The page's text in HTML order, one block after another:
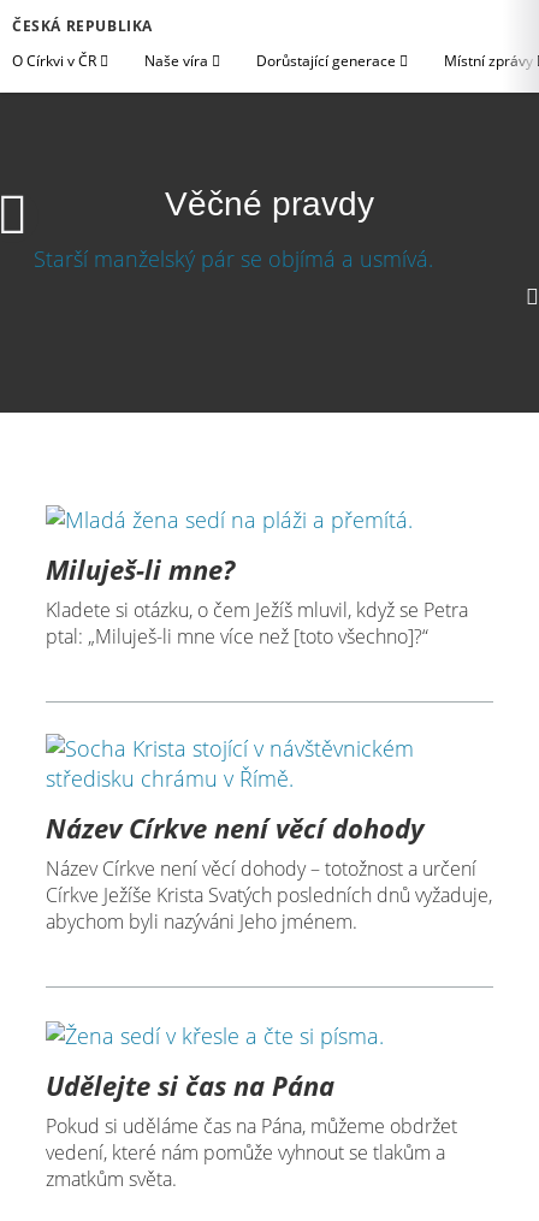
ČESKÁ REPUBLIKA
O Církvi v ČR
Naše víra Dorůstající generace Místní zprávy
Věčné pravdy
Miluješ-li mne?
Kladete si otázku, o čem Ježíš mluvil, když se Petra
ptal: „Miluješ-li mne více než [toto všechno]?“
Název Církve není věcí dohody
Název Církve není věcí dohody – totožnost a určení
Církve Ježíše Krista Svatých posledních dnů vyžaduje,
abychom byli nazýváni Jeho jménem.
Udělejte si čas na Pána
Pokud si uděláme čas na Pána, můžeme obdržet
vedení, které nám pomůže vyhnout se tlakům a
zmatkům světa.